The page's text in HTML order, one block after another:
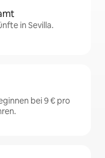
in Sevilla.
bei 9 € pro